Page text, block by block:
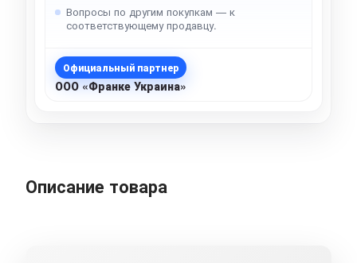
Вопросы по другим покупкам — к
соответствующему продавцу.
Официальный партнер
ООО «Франке Украина»
Описание товара